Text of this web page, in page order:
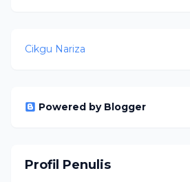
Cikgu Nariza
Powered by Blogger
Profil Penulis